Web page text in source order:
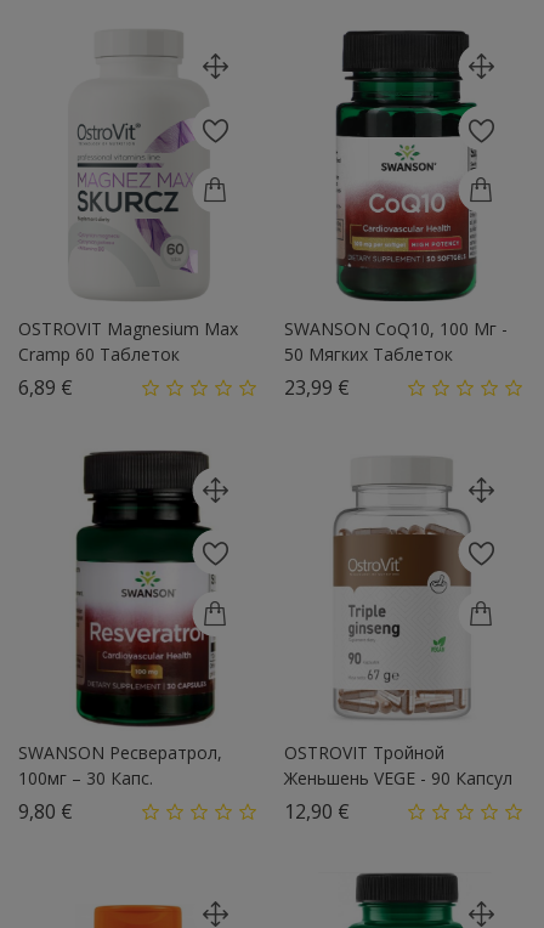
OSTROVIT Magnesium Max
Cramp 60 Таблеток
6,89 €
SWANSON CoQ10, 100 Мг -
50 Мягких Таблеток
23,99 €
SWANSON Ресвератрол,
100мг – 30 Капс.
9,80 €
OSTROVIT Тройной
Женьшень VEGE - 90 Капсул
12,90 €